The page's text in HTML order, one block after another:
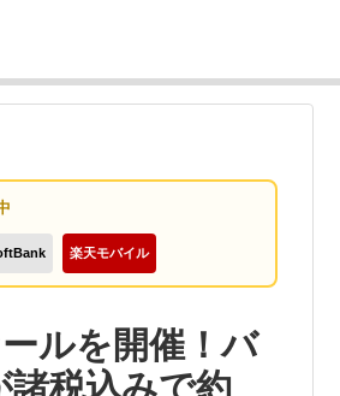
楽天モバイル
ルを開催！バ
税込みで約